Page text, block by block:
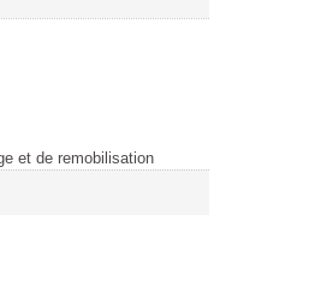
et de remobilisation